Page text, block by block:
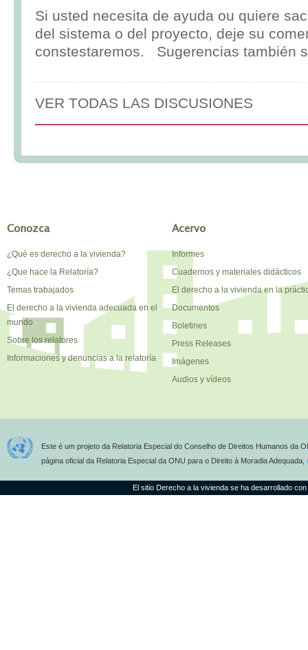
Si usted necesita de ayuda ou quiere
del sistema o del proyecto, deje su
constestaremos. Sugerencias también
VER TODAS LAS DISCUSIONES
Conozca
¿Qué es derecho a la vivienda?
¿Que hace la Relatoría?
Temas trabajados
El derecho a la vivienda adecuada en el
mundo
Sobre los relatores
Informaciones y denuncias a la relatoría
Acervo
Informes
Cuadernos y materiales didácticos
El derecho a la vivienda en la
Documentos
Boletines
Press Releases
Imágenes
Audios y vídeos
Este é um projeto da Relatoria Especial do Conselho de Direitos Humanos da
página oficial da Relatoria Especial da ONU para o Direito à Moradia Adequada,
El sitio Derecho a la vivienda se ha desarrollado